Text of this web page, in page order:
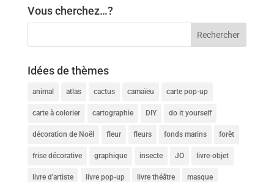
Vous cherchez…?
Idées de thèmes
animal atlas cactus camaïeu carte pop-up
carte à colorier cartographie DIY do it yourself
décoration de Noël fleur fleurs fonds marins forêt
frise décorative graphique insecte JO livre-objet
livre d'artiste livre pop-up livre théâtre masque